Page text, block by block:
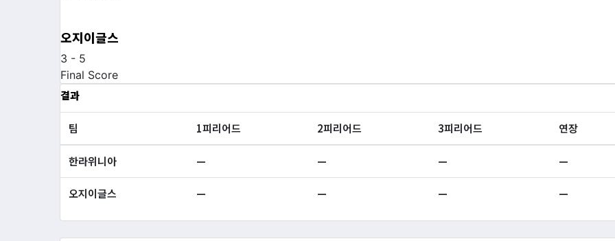
오지이글스
3 - 5
Final Score
결과
팀 1피리어드 2피리어드 3피리어드 연장
한라위니아 — — — —
오지이글스 — — — —